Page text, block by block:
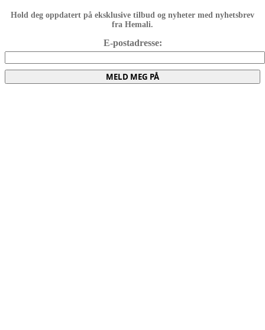
Hold deg oppdatert på eksklusive tilbud og nyheter med nyhetsbrev
fra Hemali.
E-postadresse:
MELD MEG PÅ